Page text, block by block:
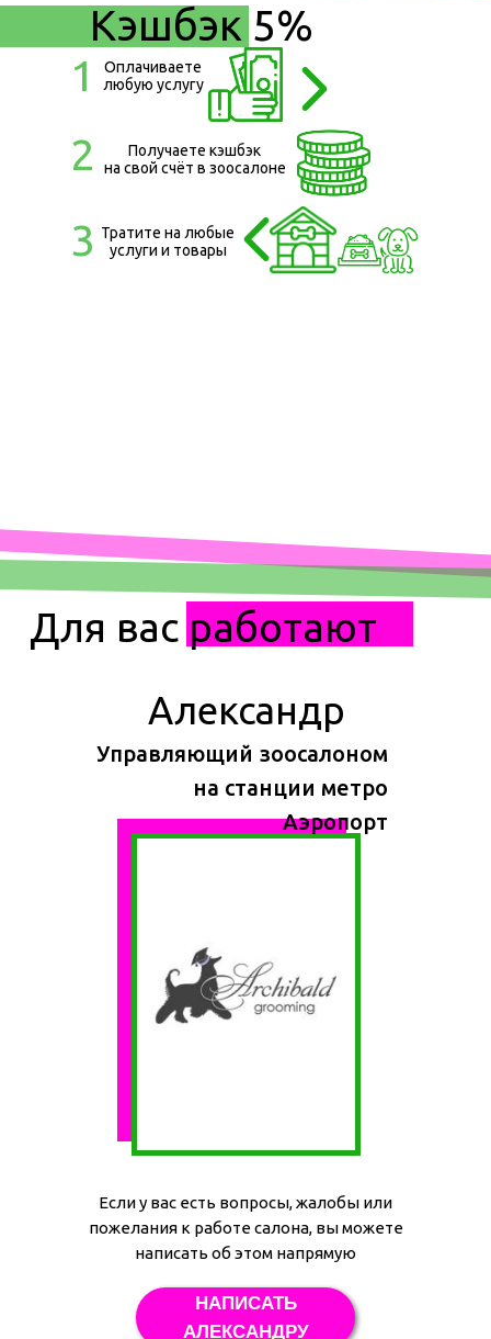
Оплачиваете
любую услугу
Получаете кэшбэк
на свой счёт в зоосалоне
Тратите на любые
услуги и товары
Кэшбэк 5%
1
2
3
НАПИСАТЬ
АЛЕКСАНДРУ
Управляющий зоосалоном
на станции метро
Аэропорт
Александр
Для вас работают
Если у вас есть вопросы, жалобы или
пожелания к работе салона, вы можете
написать об этом напрямую